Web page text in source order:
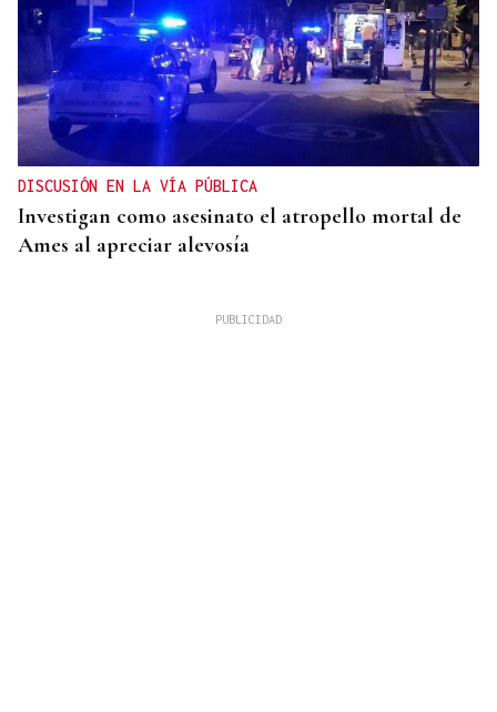
DISCUSIÓN EN LA VÍA PÚBLICA
Investigan como asesinato el atropello mortal de
Ames al apreciar alevosía